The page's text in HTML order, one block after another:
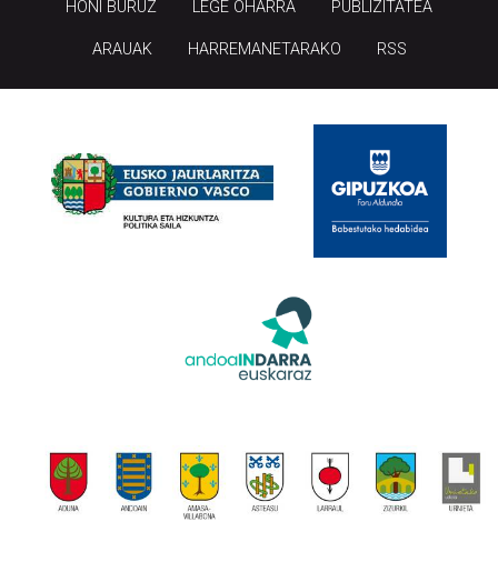
HONI BURUZ LEGE OHARRA PUBLIZITATEA
ARAUAK HARREMANETARAKO RSS